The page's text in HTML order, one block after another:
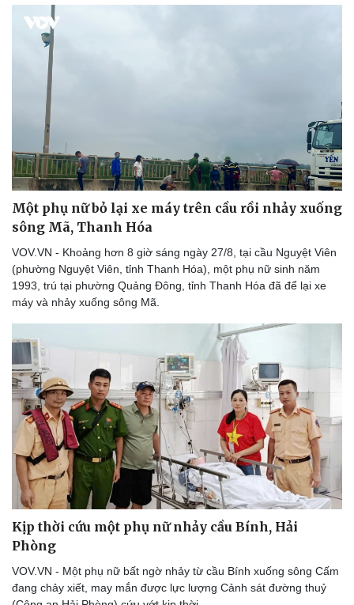
Bóng đá
Lịch thi đấu bóng đá
Thế giới thể thao
eSports
Hậu trường
Tư vấn
Một phụ nữ bỏ lại xe máy trên cầu rồi nhảy xuống
sông Mã, Thanh Hóa
VOV.VN - Khoảng hơn 8 giờ sáng ngày 27/8, tại cầu Nguyệt Viên
(phường Nguyệt Viên, tỉnh Thanh Hóa), một phụ nữ sinh năm
1993, trú tại phường Quảng Đông, tỉnh Thanh Hóa đã để lại xe
máy và nhảy xuống sông Mã.
Kịp thời cứu một phụ nữ nhảy cầu Bính, Hải
Phòng
VOV.VN - Một phụ nữ bất ngờ nhảy từ cầu Bính xuống sông Cấm
đang chảy xiết, may mắn được lực lượng Cảnh sát đường thuỷ